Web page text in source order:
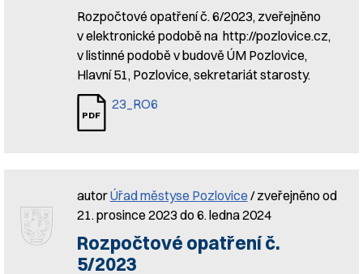
Rozpočtové opatření č. 6/2023, zveřejněno
v elektronické podobě na http://pozlovice.cz,
v listinné podobě v budově ÚM Pozlovice,
Hlavní 51, Pozlovice, sekretariát starosty.
23_RO6
autorÚřad městyse Pozlovice / zveřejněno od
21. prosince 2023 do 6. ledna 2024
Rozpočtové opatření č.
5/2023